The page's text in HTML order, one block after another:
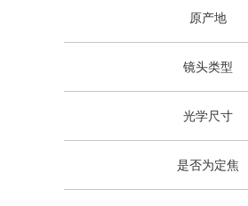
原产地
镜头类型
光学尺寸
是否为定焦